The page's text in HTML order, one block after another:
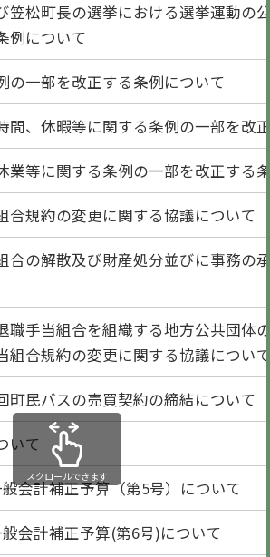
笠松町長の選挙における選挙運動の
例について
の一部を改正する条例について
間、休暇等に関する条例の一部を改
業等に関する条例の一部を改正する
合規約の変更に関する協議について
合の解散及び財産処分並びに事務の
職手当組合を組織する地方公共団体
組合規約の変更に関する協議につい
町民バスの売買契約の締結について
いて
会計補正予算（第5号）について
会計補正予算(第6号)について
スクロールできます